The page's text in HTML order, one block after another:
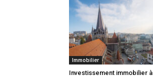
Immobilier
Investissement immobilier à